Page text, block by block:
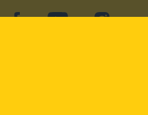
facebookYouTube Instagram